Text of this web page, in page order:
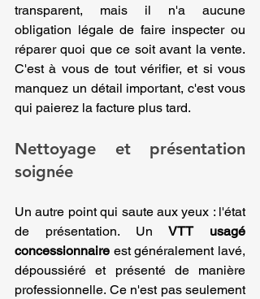
transparent, mais il n'a aucune
obligation légale de faire inspecter ou
réparer quoi que ce soit avant la vente.
C'est à vous de tout vérifier, et si vous
manquez un détail important, c'est vous
qui paierez la facture plus tard.
Nettoyage et présentation
soignée
Un autre point qui saute aux yeux : l'état
de présentation. Un VTT usagé
concessionnaire est généralement lavé,
dépoussiéré et présenté de manière
professionnelle. Ce n'est pas seulement